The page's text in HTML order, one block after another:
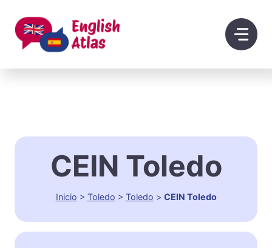
contenido
CEIN Toledo
Inicio > Toledo > Toledo > CEIN Toledo